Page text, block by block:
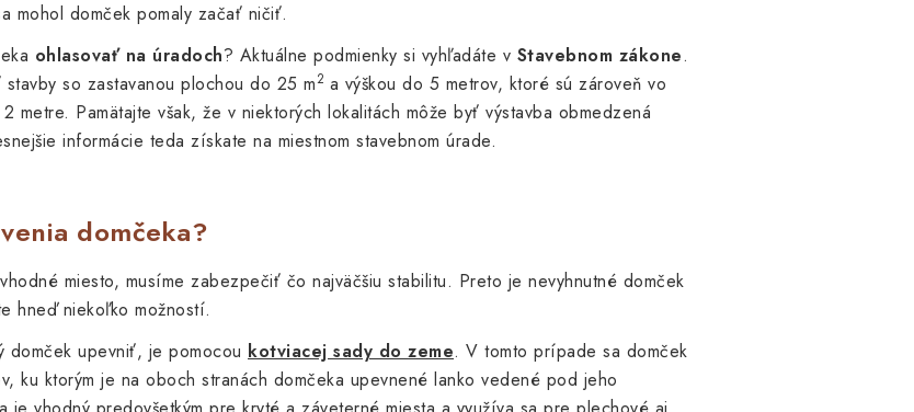
mohol domček pomaly začať ničiť.
ohlasovať na úradoch? Aktuálne podmienky si vyhľadáte v Stavebnom zákone.
so zastavanou plochou do 25 m2 a výškou do 5 metrov, ktoré sú zároveň vo
metre. Pamätajte však, že v niektorých lokalitách môže byť výstavba obmedzená
informácie teda získate na miestnom stavebnom úrade.
domčeka?
miesto, musíme zabezpečiť čo najväčšiu stabilitu. Preto je nevyhnutné domček
hneď niekoľko možností.
domček upevniť, je pomocou kotviacej sady do zeme. V tomto prípade sa domček
ku ktorým je na oboch stranách domčeka upevnené lanko vedené pod jeho